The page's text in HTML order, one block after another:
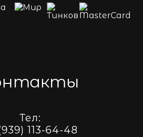
Тел:
113-64-48